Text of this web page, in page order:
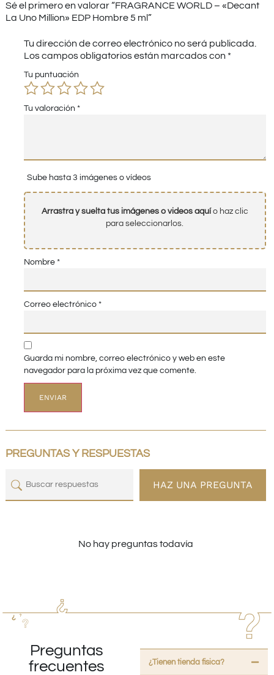
Sé el primero en valorar “FRAGRANCE WORLD – «Decant
La Uno Million» EDP Hombre 5 ml”
Tu dirección de correo electrónico no será publicada.
Los campos obligatorios están marcados con *
Tu puntuación
Tu valoración *
Sube hasta 3 imágenes o vídeos
Arrastra y suelta tus imágenes o videos aquío haz clic
para seleccionarlos.
Nombre *
Correo electrónico *
Guarda mi nombre, correo electrónico y web en este
navegador para la próxima vez que comente.
PREGUNTAS Y RESPUESTAS
HAZ UNA PREGUNTA
No hay preguntas todavía
Preguntas
frecuentes
¿Tienen tienda fisica?